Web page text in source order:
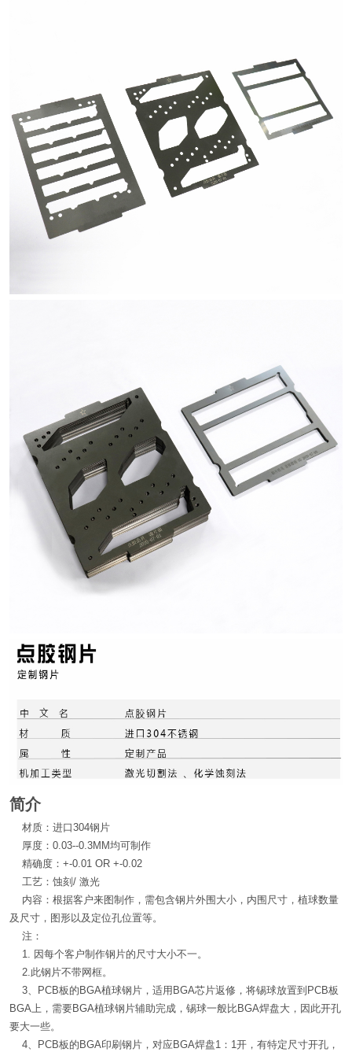
简介
材质：进口304钢片
厚度：0.03--0.3MM均可制作
精确度：+-0.01 OR +-0.02
工艺：蚀刻/ 激光
内容：根据客户来图制作，需包含钢片外围大小，内围尺寸，植球数量
及尺寸，图形以及定位孔位置等。
注：
1. 因每个客户制作钢片的尺寸大小不一。
2.此钢片不带网框。
3、PCB板的BGA植球钢片，适用BGA芯片返修，将锡球放置到PCB板
BGA上，需要BGA植球钢片辅助完成，锡球一般比BGA焊盘大，因此开孔
要大一些。
4、PCB板的BGA印刷钢片，对应BGA焊盘1：1开，有特定尺寸开孔，